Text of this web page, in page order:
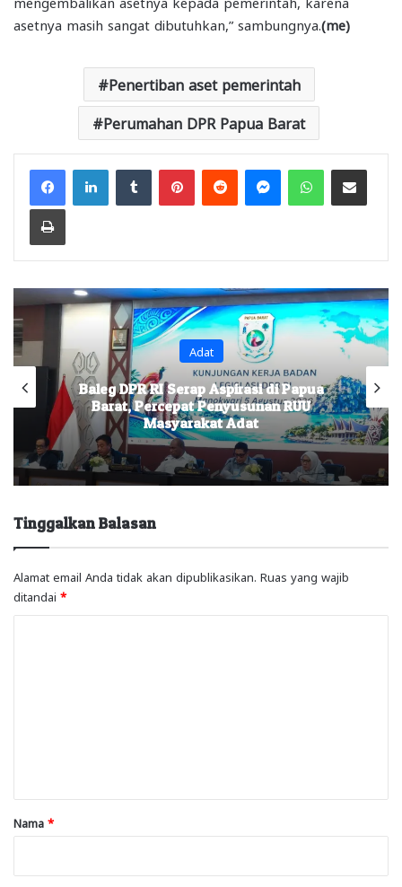
asetnya masih sangat dibutuhkan,” sambungnya. (me)
Penertiban aset pemerintah
Perumahan DPR Papua Barat
FacebookLinkedInTumblr PinterestReddit MessengerWhatsAppShare via Email
Print
Adat
Baleg DPR RI Serap Aspirasi di Papua
Barat, Percepat Penyusunan RUU
Masyarakat Adat
Tinggalkan Balasan
Alamat email Anda tidak akan dipublikasikan. Ruas yang wajib
ditandai *
rNama *